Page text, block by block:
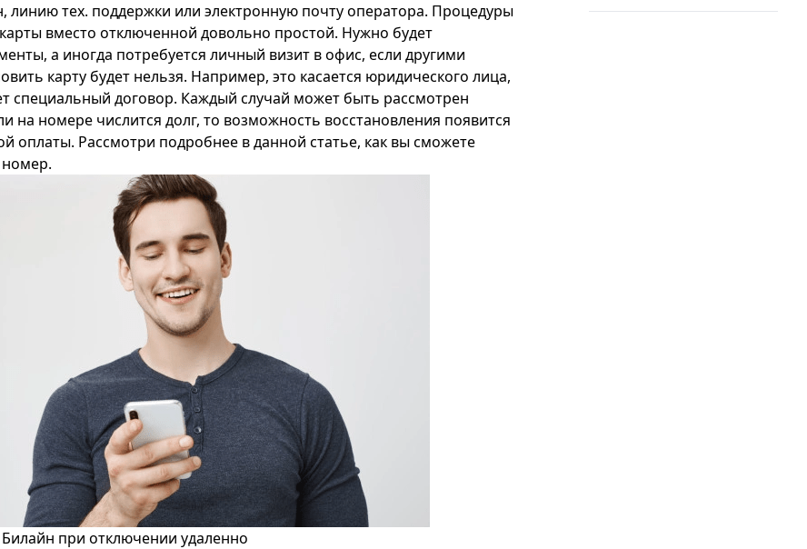
, линию тех. поддержки или электронную почту оператора. Процедуры
вместо отключенной довольно простой. Нужно будет
а иногда потребуется личный визит в офис, если другими
карту будет нельзя. Например, это касается юридического лица,
специальный договор. Каждый случай может быть рассмотрен
на номере числится долг, то возможность восстановления появится
оплаты. Рассмотри подробнее в данной статье, как вы сможете
номер.
при отключении удаленно